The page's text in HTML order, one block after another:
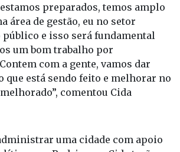
preparados, temos amplo
área de gestão, eu no setor
público e isso será fundamental
um bom trabalho por
com a gente, vamos dar